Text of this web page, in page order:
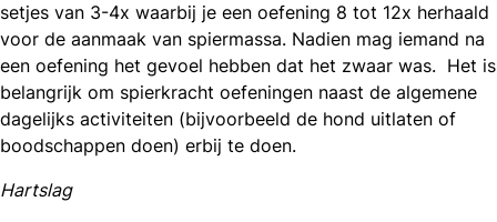
setjes van 3-4x waarbij je een oefening 8 tot 12x herhaald
voor de aanmaak van spiermassa. Nadien mag iemand na
een oefening het gevoel hebben dat het zwaar was. Het is
belangrijk om spierkracht oefeningen naast de algemene
dagelijks activiteiten (bijvoorbeeld de hond uitlaten of
boodschappen doen) erbij te doen.
Hartslag